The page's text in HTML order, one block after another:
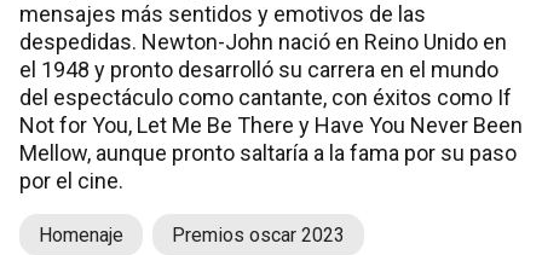
mensajes más sentidos y emotivos de las
despedidas. Newton-John nació en Reino Unido en
el 1948 y pronto desarrolló su carrera en el mundo
del espectáculo como cantante, con éxitos como If
Not for You, Let Me Be There y Have You Never Been
Mellow, aunque pronto saltaría a la fama por su paso
por el cine.
Homenaje Premios oscar 2023